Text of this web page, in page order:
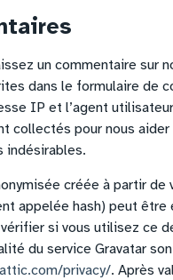
un commentaire sur
dans le formulaire de
IP et l’agent
collectés pour nous
indésirables.
créée à partir
appelée hash) peut être
si vous utilisez ce
du service Gravatar
privacy/. Après